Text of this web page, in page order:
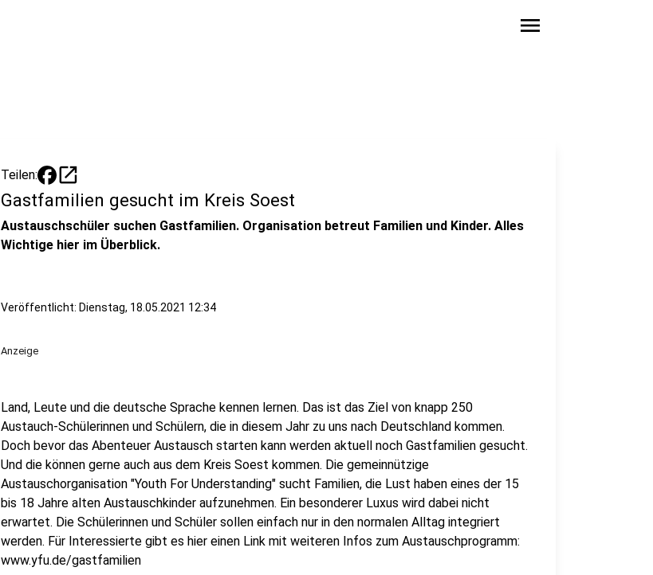
menu
Teilen: open_in_new
Gastfamilien gesucht im Kreis Soest
Austauschschüler suchen Gastfamilien. Organisation betreut Familien und Kinder. Alles
Wichtige hier im Überblick.
Veröffentlicht: Dienstag, 18.05.2021 12:34
Anzeige
Land, Leute und die deutsche Sprache kennen lernen. Das ist das Ziel von knapp 250
Austauch-Schülerinnen und Schülern, die in diesem Jahr zu uns nach Deutschland kommen.
Doch bevor das Abenteuer Austausch starten kann werden aktuell noch Gastfamilien gesucht.
Und die können gerne auch aus dem Kreis Soest kommen. Die gemeinnützige
Austauschorganisation "Youth For Understanding" sucht Familien, die Lust haben eines der 15
bis 18 Jahre alten Austauschkinder aufzunehmen. Ein besonderer Luxus wird dabei nicht
erwartet. Die Schülerinnen und Schüler sollen einfach nur in den normalen Alltag integriert
werden. Für Interessierte gibt es hier einen Link mit weiteren Infos zum Austauschprogramm:
www.yfu.de/gastfamilien